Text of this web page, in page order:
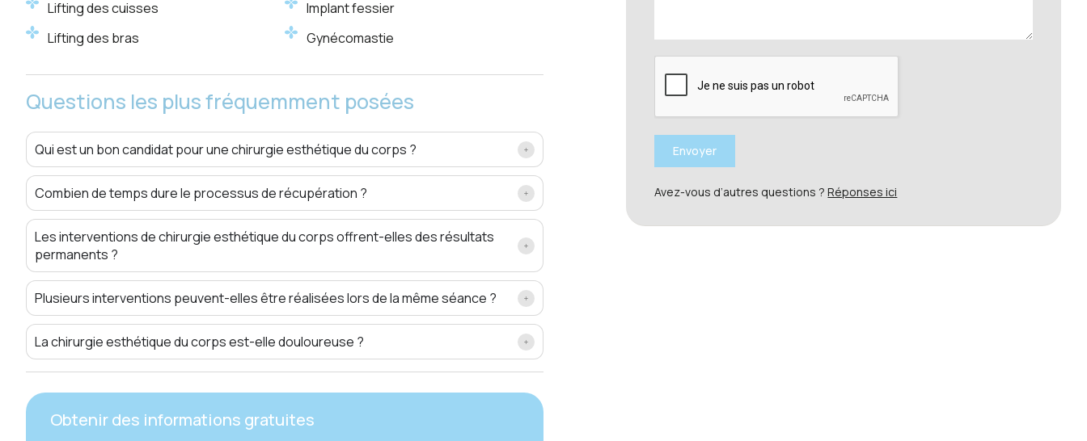
Lifting des cuisses
Lifting des bras
Implant fessier
Gynécomastie
Questions les plus fréquemment posées
Qui est un bon candidat pour une chirurgie esthétique du corps ?
Combien de temps dure le processus de récupération ?
Les interventions de chirurgie esthétique du corps offrent-elles des résultats
permanents ?
Plusieurs interventions peuvent-elles être réalisées lors de la même séance ?
La chirurgie esthétique du corps est-elle douloureuse ?
Obtenir des informations gratuites
Envoyer
Avez-vous d’autres questions ?Réponses ici